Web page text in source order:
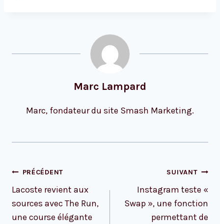
Marc Lampard
Marc, fondateur du site Smash Marketing.
Navigation
l’article
PRÉCÉDENT
Lacoste revient aux
sources avec The Run,
une course élégante
SUIVANT
Instagram teste «
Swap », une fonction
permettant de